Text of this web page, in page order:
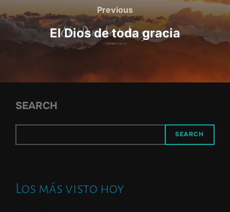
navigation
Previous
Previous
El Dios de toda gracia
SEARCH
SEARCH
Los más visto hoy